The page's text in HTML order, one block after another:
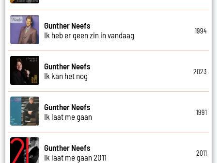
Gunther Neefs
Ik heb er geen zin in vandaag
1994
Gunther Neefs
Ik kan het nog
2023
Gunther Neefs
Ik laat me gaan
1991
Gunther Neefs
Ik laat me gaan 2011
2011